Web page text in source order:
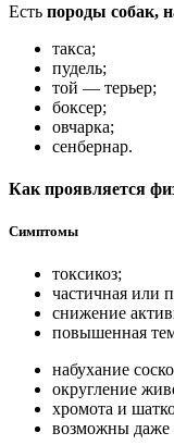
Есть породы собак,
такса;
пудель;
той — терьер;
боксер;
овчарка;
сенбернар.
Как проявляется
Симптомы
токсикоз;
частичная или
снижение
повышенная
набухание
округление
хромота и
возможны даже